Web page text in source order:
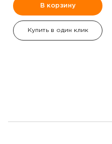
В корзину
Купить в один клик